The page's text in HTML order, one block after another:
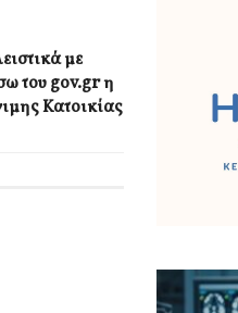
με
του gov.gr η
Κατοικίας